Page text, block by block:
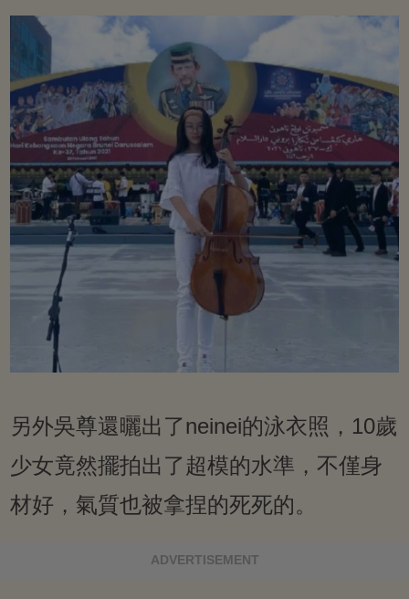
另外吳尊還曬出了neinei的泳衣照，10歲
少女竟然擺拍出了超模的水準，不僅身
材好，氣質也被拿捏的死死的。
ADVERTISEMENT